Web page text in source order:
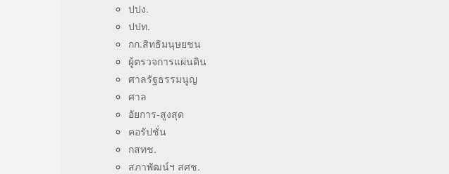
ปปง.
ปปท.
กก.สิทธิมนุษยชน
ผู้ตรวจการแผ่นดิน
ศาลรัฐธรรมนูญ
ศาล
อัยการ-สูงสุด
คอรัปชั่น
กสทช.
สภาพัฒน์ฯ สศช.